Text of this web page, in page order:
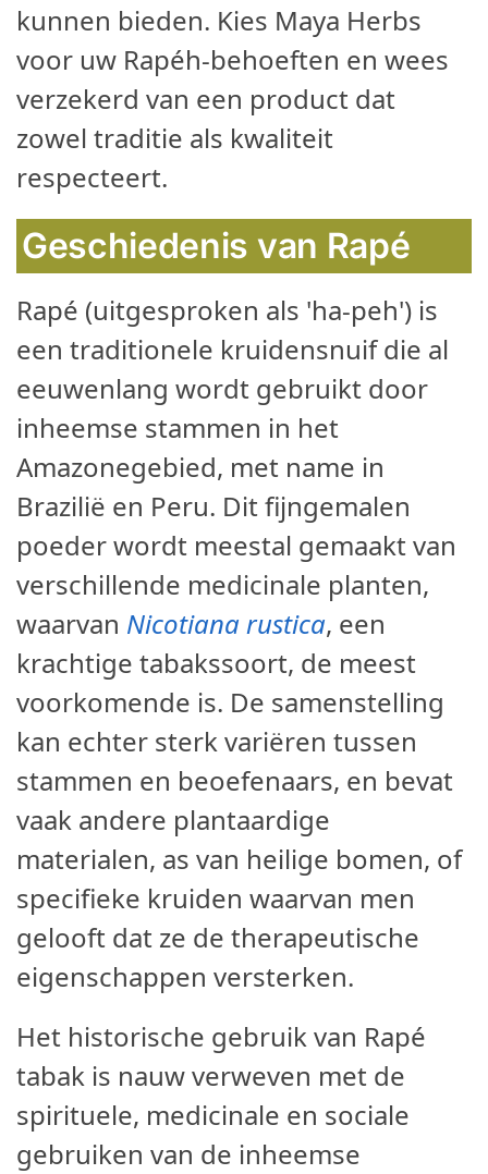
kunnen bieden. Kies Maya Herbs
voor uw Rapéh-behoeften en wees
verzekerd van een product dat
zowel traditie als kwaliteit
respecteert.
Geschiedenis van Rapé
Rapé (uitgesproken als 'ha-peh') is
een traditionele kruidensnuif die al
eeuwenlang wordt gebruikt door
inheemse stammen in het
Amazonegebied, met name in
Brazilië en Peru. Dit fijngemalen
poeder wordt meestal gemaakt van
verschillende medicinale planten,
waarvan Nicotiana rustica, een
krachtige tabakssoort, de meest
voorkomende is. De samenstelling
kan echter sterk variëren tussen
stammen en beoefenaars, en bevat
vaak andere plantaardige
materialen, as van heilige bomen, of
specifieke kruiden waarvan men
gelooft dat ze de therapeutische
eigenschappen versterken.
Het historische gebruik van Rapé
tabak is nauw verweven met de
spirituele, medicinale en sociale
gebruiken van de inheemse